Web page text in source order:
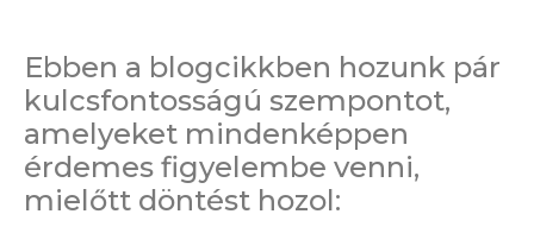
Ebben a blogcikkben hozunk pár
kulcsfontosságú szempontot,
amelyeket mindenképpen
érdemes figyelembe venni,
mielőtt döntést hozol: